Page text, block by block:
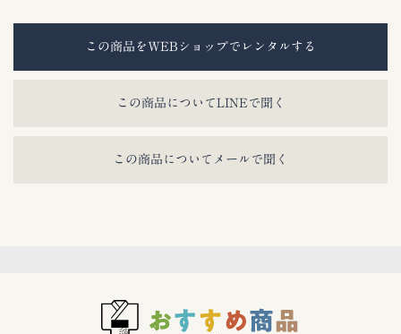
この商品をWEBショップでレンタルする
この商品についてLINEで聞く
この商品についてメールで聞く